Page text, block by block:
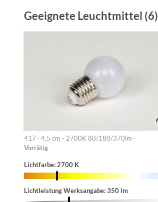
Geeignete Leuchtmittel (6)
417 · 4,5 cm - 2700K 80/180/370lm ·
Vorrätig
Lichtfarbe: 2700 K
Lichtleistung Werksangabe: 350 lm